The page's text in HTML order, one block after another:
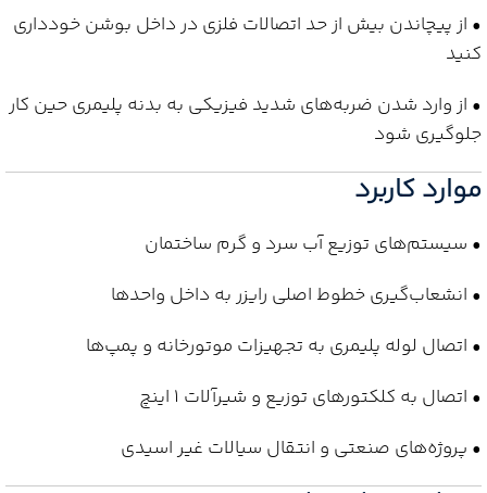
• از پیچاندن بیش از حد اتصالات فلزی در داخل بوشن خودداری
کنید
• از وارد شدن ضربه‌های شدید فیزیکی به بدنه پلیمری حین کار
جلوگیری شود
موارد کاربرد
• سیستم‌های توزیع آب سرد و گرم ساختمان
• انشعاب‌گیری خطوط اصلی رایزر به داخل واحدها
• اتصال لوله پلیمری به تجهیزات موتورخانه و پمپ‌ها
• اتصال به کلکتورهای توزیع و شیرآلات 1 اینچ
• پروژه‌های صنعتی و انتقال سیالات غیر اسیدی